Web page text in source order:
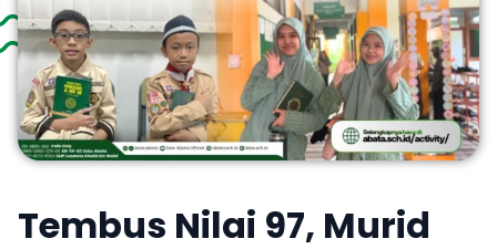
Tembus Nilai 97, Murid